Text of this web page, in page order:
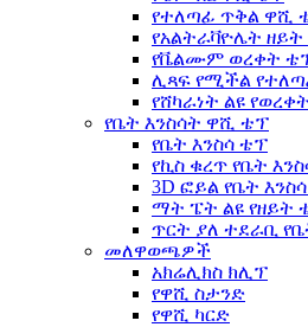
የተለጣፊ ጥቅል ዋሺ
የአልትራቫዮሌት
የቬልሙም ወረቀት
ሊጻፍ የሚችል
የሸካራነት ልዩ
የቤት እንስሳት ዋሺ ቴፕ
የቤት እንስሳ ቴፕ
የኪስ ቁረጥ የቤት
3D ፎይል የቤት
ማት ፔት ልዩ የዘይት
ጥርት ያለ ተደራቢ
መለዋወጫዎች
አክሬሊክስ ክሊፕ
የዋሺ ስታንድ
የዋሺ ካርድ